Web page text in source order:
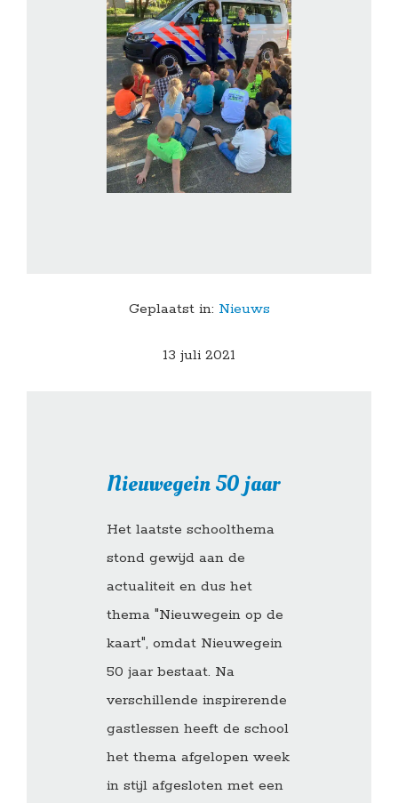
Geplaatst in: Nieuws
13 juli 2021
Nieuwegein 50 jaar
Het laatste schoolthema
stond gewijd aan de
actualiteit en dus het
thema "Nieuwegein op de
kaart", omdat Nieuwegein
50 jaar bestaat. Na
verschillende inspirerende
gastlessen heeft de school
het thema afgelopen week
in stijl afgesloten met een